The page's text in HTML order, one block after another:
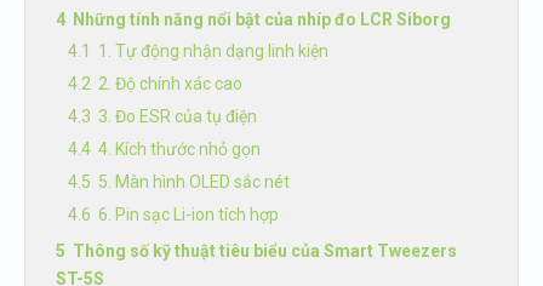
Những tính năng nổi bật của nhíp đo LCR Siborg
1. Tự động nhận dạng linh kiện
2. Độ chính xác cao
3. Đo ESR của tụ điện
4. Kích thước nhỏ gọn
5. Màn hình OLED sắc nét
6. Pin sạc Li-ion tích hợp
Thông số kỹ thuật tiêu biểu của Smart Tweezers
ST-5S